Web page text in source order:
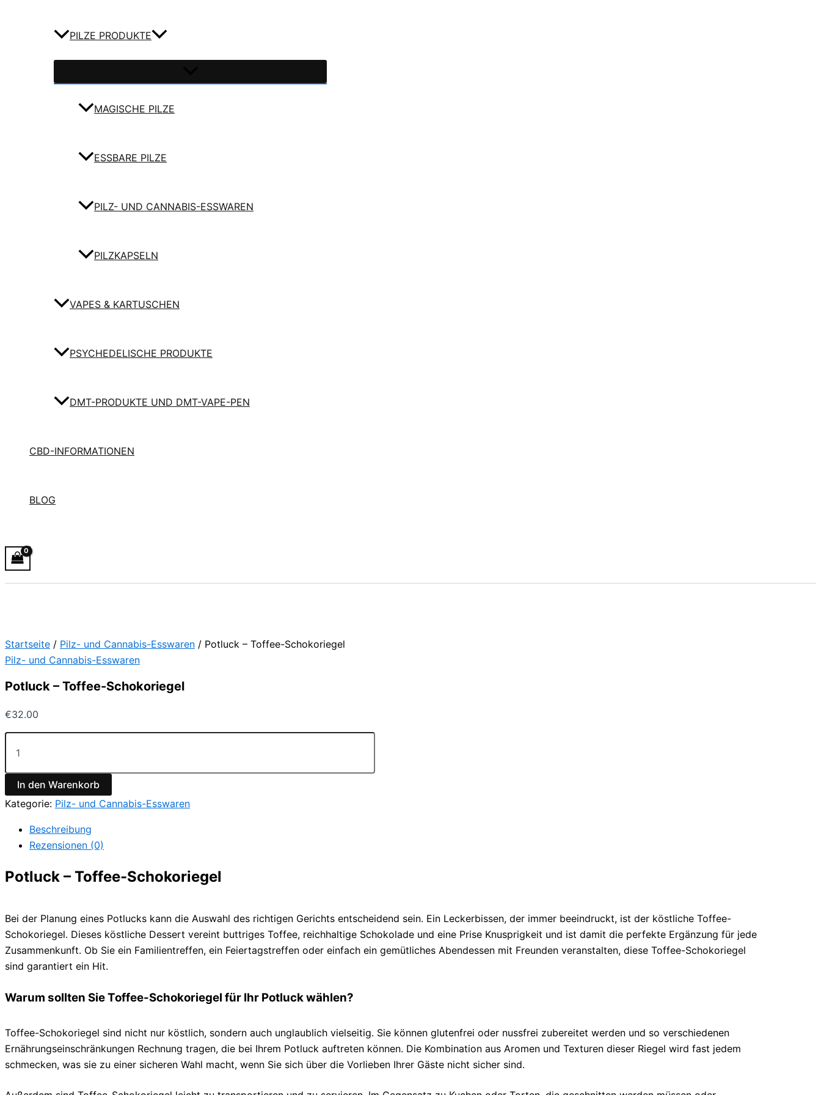
PILZE PRODUKTE
MAGISCHE PILZE
ESSBARE PILZE
PILZ- UND CANNABIS-ESSWAREN
PILZKAPSELN
VAPES & KARTUSCHEN
PSYCHEDELISCHE PRODUKTE
DMT-PRODUKTE UND DMT-VAPE-PEN
CBD-INFORMATIONEN
BLOG
Startseite / Pilz- und Cannabis-Esswaren / Potluck – Toffee-Schokoriegel
Pilz- und Cannabis-Esswaren
Potluck – Toffee-Schokoriegel
€32.00
In den Warenkorb
Kategorie: Pilz- und Cannabis-Esswaren
Beschreibung
Rezensionen (0)
Potluck – Toffee-Schokoriegel
Bei der Planung eines Potlucks kann die Auswahl des richtigen Gerichts entscheidend sein. Ein Leckerbissen, der immer beeindruckt, ist der köstliche Toffee-
Schokoriegel. Dieses köstliche Dessert vereint buttriges Toffee, reichhaltige Schokolade und eine Prise Knusprigkeit und ist damit die perfekte Ergänzung für jede
Zusammenkunft. Ob Sie ein Familientreffen, ein Feiertagstreffen oder einfach ein gemütliches Abendessen mit Freunden veranstalten, diese Toffee-Schokoriegel
sind garantiert ein Hit.
Warum sollten Sie Toffee-Schokoriegel für Ihr Potluck wählen?
Toffee-Schokoriegel sind nicht nur köstlich, sondern auch unglaublich vielseitig. Sie können glutenfrei oder nussfrei zubereitet werden und so verschiedenen
Ernährungseinschränkungen Rechnung tragen, die bei Ihrem Potluck auftreten können. Die Kombination aus Aromen und Texturen dieser Riegel wird fast jedem
schmecken, was sie zu einer sicheren Wahl macht, wenn Sie sich über die Vorlieben Ihrer Gäste nicht sicher sind.